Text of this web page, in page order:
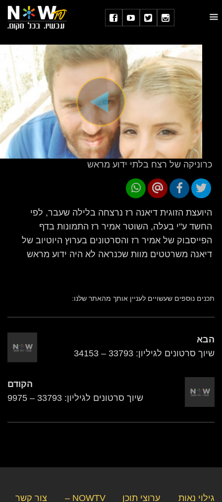
כרוניקה של רצח בלתי ידוע מראש
היועצת הזוגית דיאנה רז נרצחה בלילה שעבר, לפי
החשד ע"י בעלה, השוטר אמיר רז התמונות בדף
הפייסבוק של אמיר רז והסרטונים בערוץ היוטיוב של
דיאנה משרטטים מוות שכנראה לא היה ידוע מראש
תכנים נוספים שעשויים לעניין אותך מהאתר שלנו:
הבא
שיוך סרטונים לגיליון: 33793 – 34153
הקודם
שיוך סרטונים לגיליון: 33793 – 9975
צור קשר
NOWTV –
ערוצי תוכן גילוי נאות